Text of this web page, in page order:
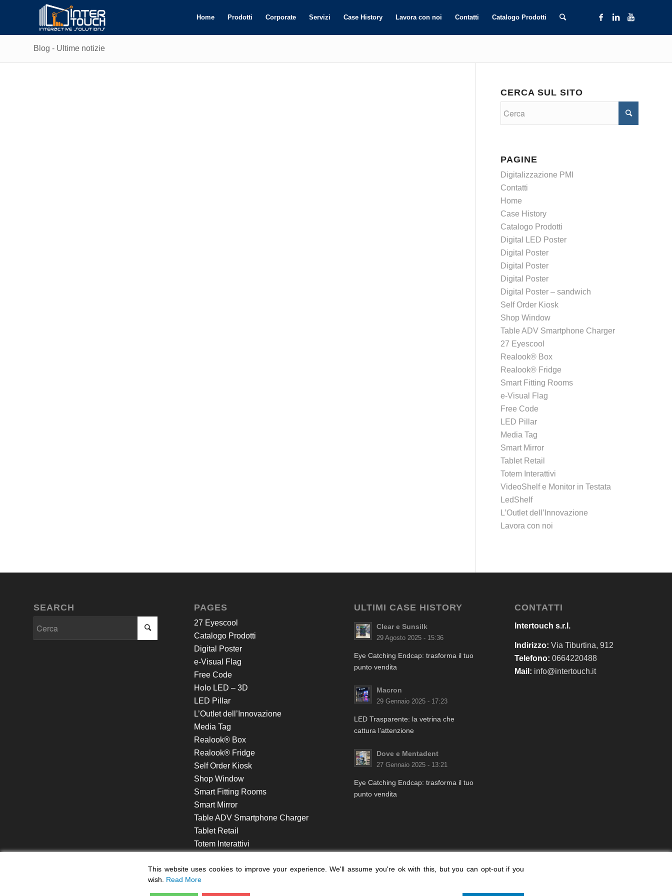
Home Prodotti Corporate Servizi Case History Lavora con noi Contatti Catalogo Prodotti
Blog - Ultime notizie
CERCA SUL SITO
PAGINE
Digitalizzazione PMI
Contatti
Home
Case History
Catalogo Prodotti
Digital LED Poster
Digital Poster
Digital Poster
Digital Poster
Digital Poster – sandwich
Self Order Kiosk
Shop Window
Table ADV Smartphone Charger
27 Eyescool
Realook® Box
Realook® Fridge
Smart Fitting Rooms
e-Visual Flag
Free Code
LED Pillar
Media Tag
Smart Mirror
Tablet Retail
Totem Interattivi
VideoShelf e Monitor in Testata
LedShelf
L’Outlet dell’Innovazione
Lavora con noi
SEARCH PAGES
27 Eyescool
Catalogo Prodotti
Digital Poster
e-Visual Flag
Free Code
Holo LED – 3D
LED Pillar
L’Outlet dell’Innovazione
Media Tag
Realook® Box
Realook® Fridge
Self Order Kiosk
Shop Window
Smart Fitting Rooms
Smart Mirror
Table ADV Smartphone Charger
Tablet Retail
Totem Interattivi
ULTIMI CASE HISTORY
Clear e Sunsilk
29 Agosto 2025 - 15:36
Eye Catching Endcap: trasforma il tuo
punto vendita
Macron
29 Gennaio 2025 - 17:23
LED Trasparente: la vetrina che
cattura l’attenzione
Dove e Mentadent
27 Gennaio 2025 - 13:21
Eye Catching Endcap: trasforma il tuo
punto vendita
CONTATTI
Intertouch s.r.l.
Indirizzo: Via Tiburtina, 912
Telefono: 0664220488
Mail: info@intertouch.it
This website uses cookies to improve your experience. We'll assume you're ok with this, but you can opt-out if you
wish. Read More